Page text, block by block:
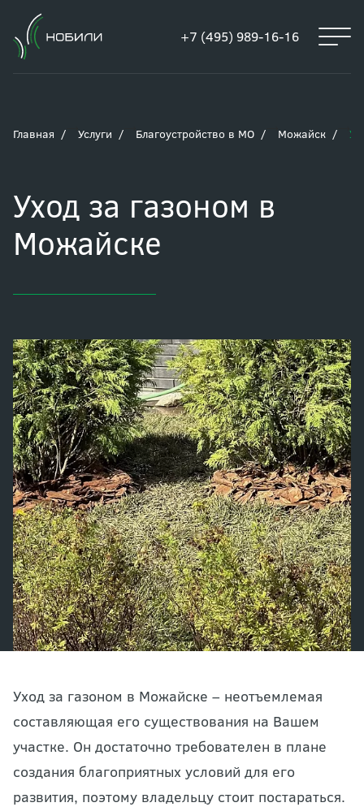
+7 (495) 989-16-16
Главная Услуги Благоустройство в МО Можайск
Уход за газоном в
Можайске
Уход за газоном в Можайске – неотъемлемая
составляющая его существования на Вашем
участке. Он достаточно требователен в плане
создания благоприятных условий для его
развития, поэтому владельцу стоит постараться.